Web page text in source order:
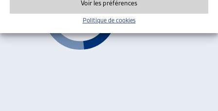
Voir les préférences
Politique de cookies